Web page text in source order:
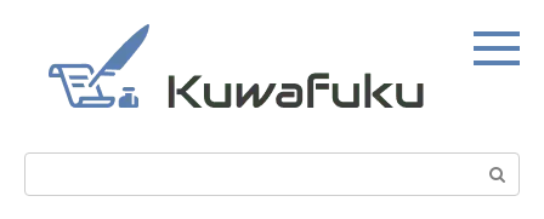
content
Search: